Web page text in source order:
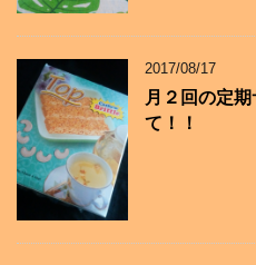
2017/08/17
月２回の定
て！！